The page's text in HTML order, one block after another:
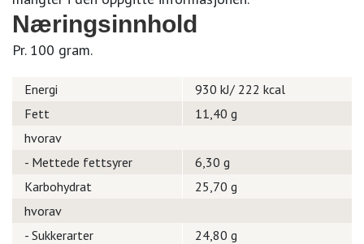
Næringsinnhold
Pr. 100 gram.
Energi
930 kJ/ 222 kcal
Fett
11,40 g
hvorav
- Mettede fettsyrer
6,30 g
Karbohydrat
25,70 g
hvorav
- Sukkerarter
24,80 g